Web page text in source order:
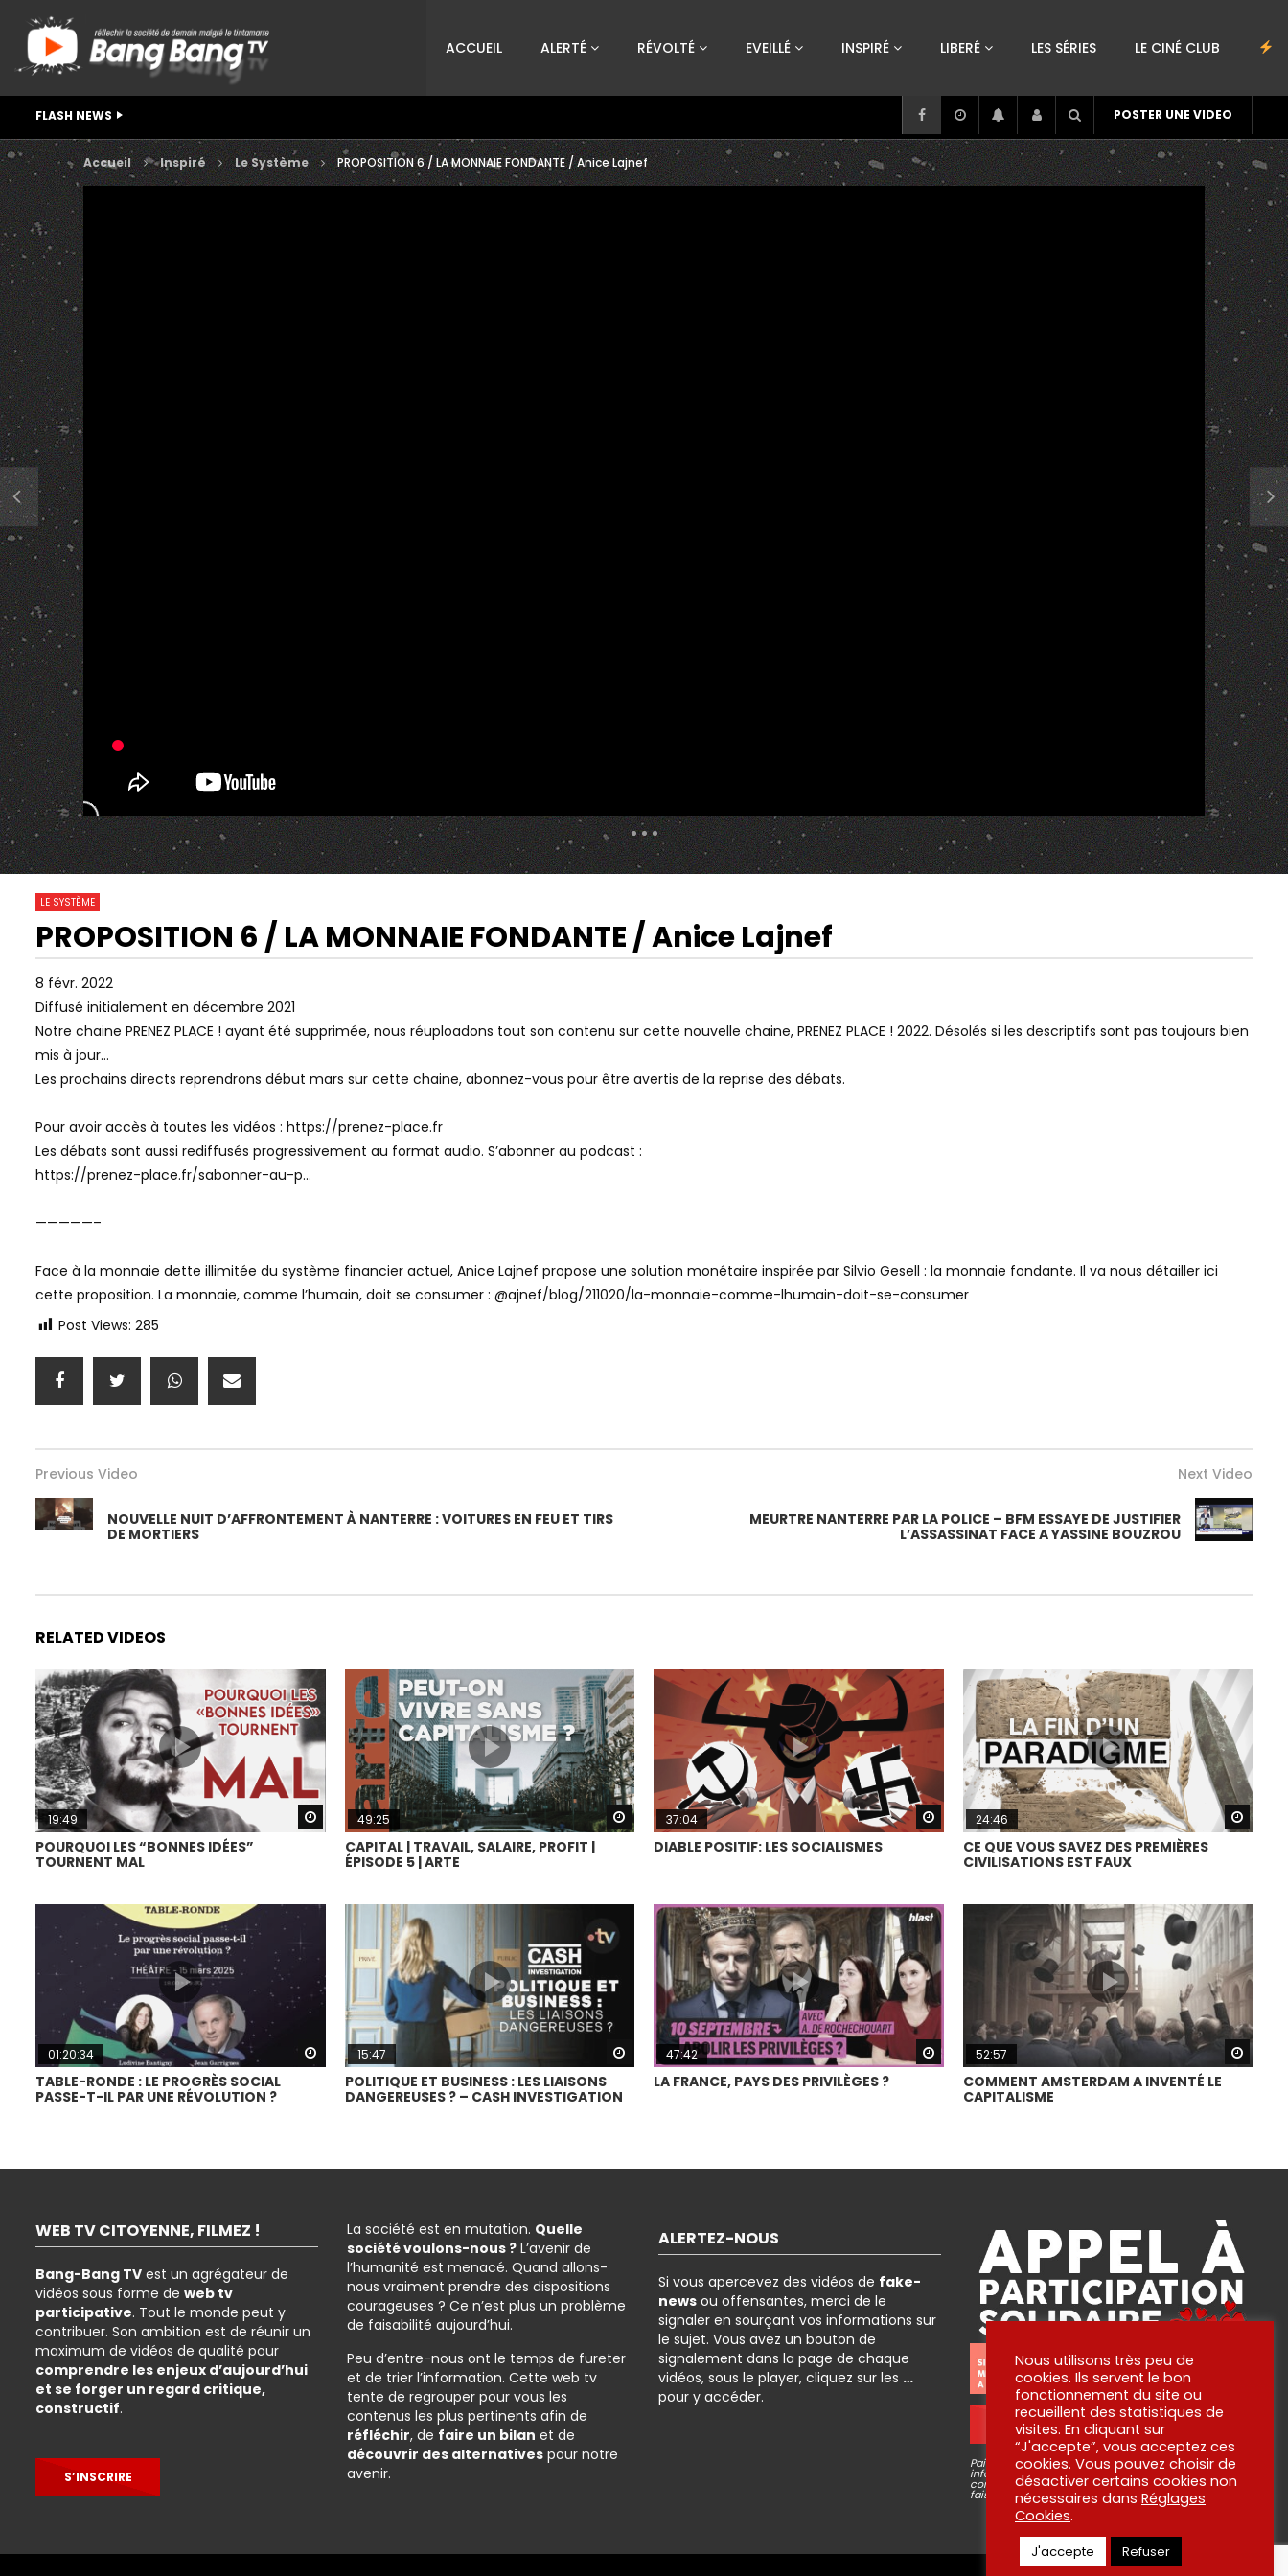
ACCUEIL ALERTÉ RÉVOLTÉ EVEILLÉ INSPIRÉ LIBERÉ LES SÉRIES LE CINÉ CLUB
FLASH NEWS POSTER UNE VIDEO
Accueil Inspiré Le Système PROPOSITION 6 / LA MONNAIE FONDANTE / Anice Lajnef
285 Views
57 0
Report More Videos
Watch Later
19:49
POURQUOI LES “BONNES IDÉES”
TOURNENT MAL
Watch Later
49:25 37:04
LE SYSTÈME
PROPOSITION 6 / LA MONNAIE FONDANTE / Anice Lajnef
8 févr. 2022
Diffusé initialement en décembre 2021
Notre chaine PRENEZ PLACE ! ayant été supprimée, nous réuploadons tout son contenu sur cette nouvelle chaine, PRENEZ PLACE ! 2022. Désolés si les descriptifs sont pas toujours bien
mis à jour…
Les prochains directs reprendrons début mars sur cette chaine, abonnez-vous pour être avertis de la reprise des débats.
Pour avoir accès à toutes les vidéos : https://prenez-place.fr
Les débats sont aussi rediffusés progressivement au format audio. S’abonner au podcast :
https://prenez-place.fr/sabonner-au-p…
—————–
Face à la monnaie dette illimitée du système financier actuel, Anice Lajnef propose une solution monétaire inspirée par Silvio Gesell : la monnaie fondante. Il va nous détailler ici
cette proposition. La monnaie, comme l’humain, doit se consumer : @ajnef/blog/211020/la-monnaie-comme-lhumain-doit-se-consumer
Post Views: 285
Previous Video
NOUVELLE NUIT D’AFFRONTEMENT À NANTERRE : VOITURES EN FEU ET TIRS
DE MORTIERS
Next Video
MEURTRE NANTERRE PAR LA POLICE – BFM ESSAYE DE JUSTIFIER
L’ASSASSINAT FACE A YASSINE BOUZROU
RELATED VIDEOS
Watch Later
19:49
POURQUOI LES “BONNES IDÉES”
TOURNENT MAL
Watch Later
49:25
CAPITAL | TRAVAIL, SALAIRE, PROFIT |
ÉPISODE 5 | ARTE
Watch Later
37:04
DIABLE POSITIF: LES SOCIALISMES
24:46
CE QUE VOUS SAVEZ DES PREMIÈRES
CIVILISATIONS EST FAUX
Watch Later
01:20:34
TABLE-RONDE : LE PROGRÈS SOCIAL
PASSE-T-IL PAR UNE RÉVOLUTION ?
Watch Later
15:47
POLITIQUE ET BUSINESS : LES LIAISONS
DANGEREUSES ? – CASH INVESTIGATION
Watch Later
47:42
LA FRANCE, PAYS DES PRIVILÈGES ?
52:57
COMMENT AMSTERDAM A INVENTÉ LE
CAPITALISME
WEB TV CITOYENNE, FILMEZ !
Bang-Bang TV est un agrégateur de
vidéos sous forme de web tv
participative. Tout le monde peut y
contribuer. Son ambition est de réunir un
maximum de vidéos de qualité pour
comprendre les enjeux d’aujourd’hui
et se forger un regard critique,
constructif.
S’INSCRIRE
La société est en mutation. Quelle
société voulons-nous ? L’avenir de
l’humanité est menacé. Quand allons-
nous vraiment prendre des dispositions
courageuses ? Ce n’est plus un problème
de faisabilité aujourd’hui.
Peu d’entre-nous ont le temps de fureter
et de trier l’information. Cette web tv
tente de regrouper pour vous les
contenus les plus pertinents afin de
réfléchir, de faire un bilan et de
découvrir des alternatives pour notre
avenir.
ALERTEZ-NOUS
Si vous apercevez des vidéos de fake-
news ou offensantes, merci de le
signaler en sourçant vos informations sur
le sujet. Vous avez un bouton de
signalement dans la page de chaque
vidéos, sous le player, cliquez sur les …
pour y accéder.
OUI ! JE PARTICIPE !
€
Paiement via plateforme sécurisé STRIPE, aucune
information bancaire ne passe par nous ni n’est
conservée. Pour en savoir plus sur ce que nous
faisons de vos dons, liseznos engagements!
Nous utilisons très peu de
cookies. Ils servent le bon
fonctionnement du site ou
recueillent des statistiques de
visites. En cliquant sur
“J'accepte”, vous acceptez ces
cookies. Vous pouvez choisir de
désactiver certains cookies non
nécessaires dans Réglages
Cookies.
J'accepte Refuser